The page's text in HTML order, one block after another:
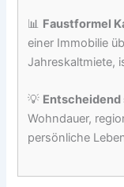
📊 Faustformel
einer Immobilie
Jahreskaltmiete,
💡 Entscheidend
Wohndauer,
persönliche